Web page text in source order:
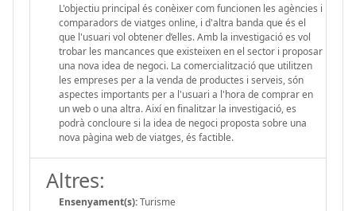
L'objectiu principal és conèixer com funcionen les agències i
comparadors de viatges online, i d'altra banda que és el
que l'usuari vol obtener d’elles. Amb la investigació es vol
trobar les mancances que existeixen en el sector i proposar
una nova idea de negoci. La comercialització que utilitzen
les empreses per a la venda de productes i serveis, són
aspectes importants per a l'usuari a l'hora de comprar en
un web o una altra. Així en finalitzar la investigació, es
podrà concloure si la idea de negoci proposta sobre una
nova pàgina web de viatges, és factible.
Altres:
Ensenyament(s):Turisme